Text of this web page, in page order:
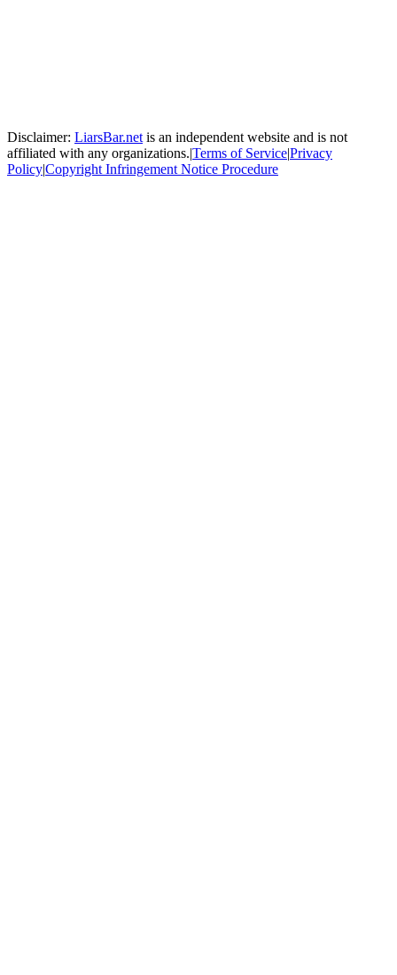
Disclaimer: LiarsBar.net is an independent website and is not
affiliated with any organizations.|Terms of Service|Privacy
Policy|Copyright Infringement Notice Procedure